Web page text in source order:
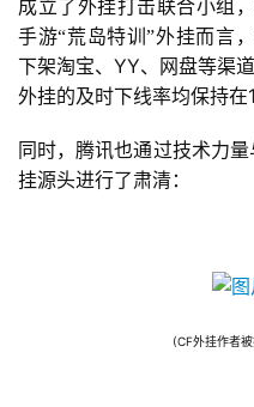
中
文
(
国
)
成立了外挂打击联合小组
手游“荒岛特训”外挂而言
下架淘宝、YY、网盘等渠
外挂的及时下线率均保持在
同时，腾讯也通过技术力
挂源头进行了肃清：
(CF外挂作者